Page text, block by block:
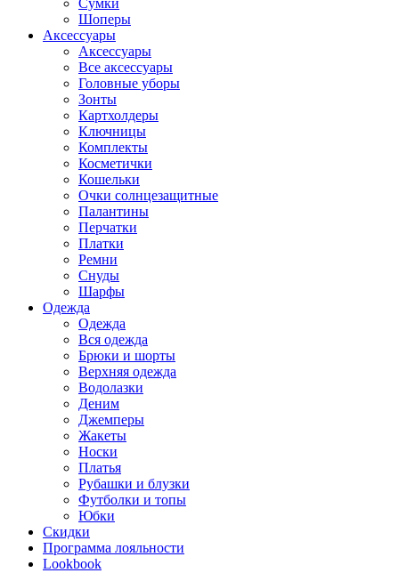
Сумки
Шоперы
Аксессуары
Аксессуары
Все аксессуары
Головные уборы
Зонты
Картхолдеры
Ключницы
Комплекты
Косметички
Кошельки
Очки солнцезащитные
Палантины
Перчатки
Платки
Ремни
Снуды
Шарфы
Одежда
Одежда
Вся одежда
Брюки и шорты
Верхняя одежда
Водолазки
Деним
Джемперы
Жакеты
Носки
Платья
Рубашки и блузки
Футболки и топы
Юбки
Скидки
Программа лояльности
Lookbook